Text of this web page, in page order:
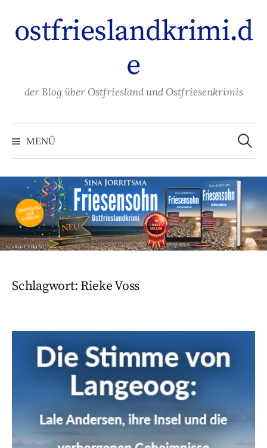
Inhalt
überspringen
ostfrieslandkrimi.d
e
der Blog über Ostfriesland und Ostfriesenkrimis
MENÜ
Suchen
nach:
Schlagwort: Rieke Voss